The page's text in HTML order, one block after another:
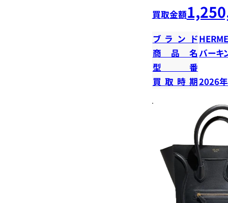
買取金額
ブランド
商品名 バーキ
型番
買取時期2026